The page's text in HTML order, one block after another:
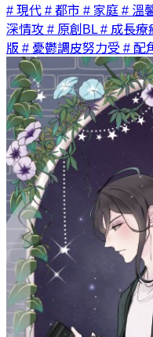
# 現代 # 都市 # 家庭 # 溫
深情攻 # 原創BL # 成長療
版 # 憂鬱調皮努力受 # 配